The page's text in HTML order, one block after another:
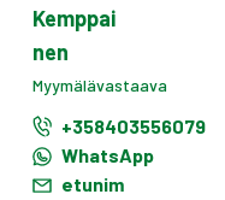
Kemppai
nen
Myymälävastaava
+358403556079
WhatsApp
etunim